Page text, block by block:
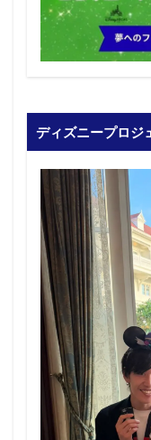
ディズニープロジ